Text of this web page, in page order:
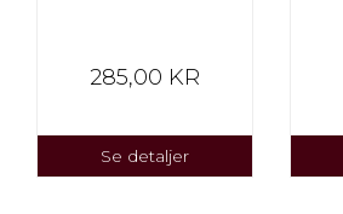
285,00 KR
Se detaljer